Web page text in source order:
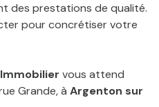
des prestations de qualité.
pour concrétiser votre
vous attend
Grande, à Argenton sur